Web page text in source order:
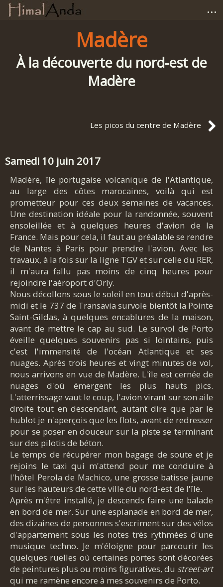
...
Photographies
Carnets de voyage
Madère
À la découverte du nord-est de
Madère
Les picos du centre de Madère
Samedi 10 juin 2017
Madère, île portugaise volcanique de l'Atlantique,
au large des côtes marocaines, voilà qui est
prometteur pour ces deux semaines de vacances.
Une destination idéale pour la randonnée, souvent
ensoleillée et à quelques heures d'avion de la
France. Mais pour cela, il faut au préalable se rendre
de Nantes à Paris pour prendre l'avion. Avec les
travaux, à la fois sur la ligne TGV et sur celle du RER,
il m'aura fallu pas moins de cinq heures pour
rejoindre l'aéroport d'Orly.
Nous décollons sous le soleil en tout début d'après-
midi et le 737 de Transavia survole bientôt la Pointe
Saint-Gildas, à quelques encablures de la maison,
avant de mettre le cap au sud. Le survol de Porto
éveille quelques souvenirs pas si lointains, puis
c'est l'immensité de l'océan Atlantique et ses
nuages. Après trois heures et vingt minutes de vol,
nous arrivons en vue de Madère. L'île est cernée de
nuages d'où émergent les plus hauts pics.
L'atterrissage vaut le coup, l'avion virant sur son aile
droite tout en descendant, autant dire que par le
hublot je n'aperçois que les flots, avant de redresser
pour se poser en douceur sur la piste se terminant
sur des pilotis de béton.
Le temps de récupérer mon bagage de soute et je
rejoins le taxi qui m'attend pour me conduire à
l'hôtel Perola de Machico, une grosse batisse jaune
sur les hauteurs de cette ville du nord-est de l'île.
Après m'être installé, je descends faire une balade
en bord de mer. Sur une esplanade en bord de mer,
des dizaines de personnes s'escriment sur des vélos
d'appartement sous les notes très rythmées d'une
musique techno. Je m'éloigne pour parcourir les
quelques ruelles où certaines portes sont décorées
de peintures plus ou moins figuratives, du street-art
qui me ramène encore à mes souvenirs de Porto.